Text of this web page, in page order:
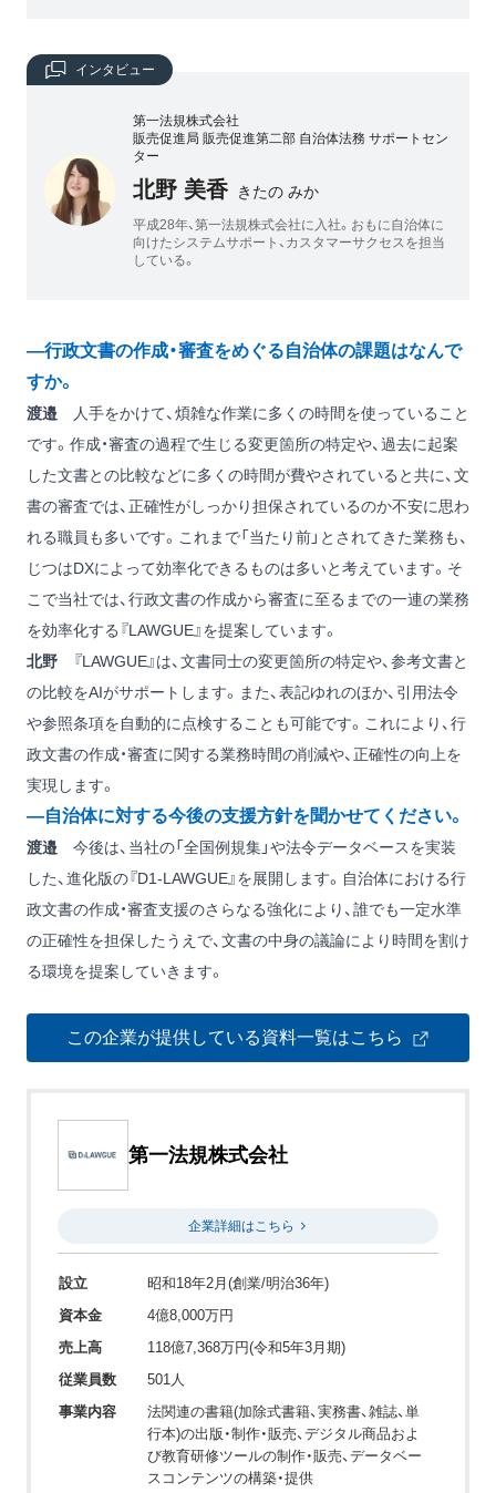
インタビュー
第一法規株式会社
販売促進局 販売促進第二部 自治体法務 サポートセン
ター
北野 美香 きたの みか
平成28年、第一法規株式会社に入社。おもに自治体に
向けたシステムサポート、カスタマーサクセスを担当
している。
―行政文書の作成・審査をめぐる自治体の課題はなんで
すか。
渡邉 人手をかけて、煩雑な作業に多くの時間を使っていること
です。作成・審査の過程で生じる変更箇所の特定や、過去に起案
した文書との比較などに多くの時間が費やされていると共に、文
書の審査では、正確性がしっかり担保されているのか不安に思わ
れる職員も多いです。これまで「当たり前」とされてきた業務も、
じつはDXによって効率化できるものは多いと考えています。そ
こで当社では、行政文書の作成から審査に至るまでの一連の業務
を効率化する『LAWGUE』を提案しています。
北野 『LAWGUE』は、文書同士の変更箇所の特定や、参考文書と
の比較をAIがサポートします。また、表記ゆれのほか、引用法令
や参照条項を自動的に点検することも可能です。これにより、行
政文書の作成・審査に関する業務時間の削減や、正確性の向上を
実現します。
―自治体に対する今後の支援方針を聞かせてください。
渡邉 今後は、当社の「全国例規集」や法令データベースを実装
した、進化版の『D1-LAWGUE』を展開します。自治体における行
政文書の作成・審査支援のさらなる強化により、誰でも一定水準
の正確性を担保したうえで、文書の中身の議論により時間を割け
る環境を提案していきます。
この企業が提供している資料一覧はこちら
第一法規株式会社
企業詳細はこちら
設立
昭和18年2月(創業/明治36年)
資本金
4億8,000万円
売上高
118億7,368万円(令和5年3月期)
従業員数
501人
事業内容
法関連の書籍(加除式書籍、実務書、雑誌、単
行本)の出版・制作・販売、デジタル商品およ
び教育研修ツールの制作・販売、データベー
スコンテンツの構築・提供